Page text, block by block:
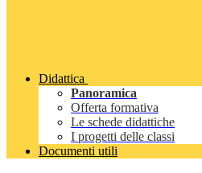
Didattica
Panoramica
Offerta formativa
Le schede didattiche
I progetti delle classi
Documenti utili